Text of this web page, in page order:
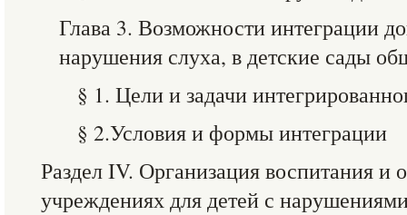
Глава 3. Возможности интеграции
нарушения слуха, в детские сады
§ 1. Цели и задачи
§ 2.Условия и формы интеграции
Раздел IV. Организация воспитания и
учреждениях для детей с